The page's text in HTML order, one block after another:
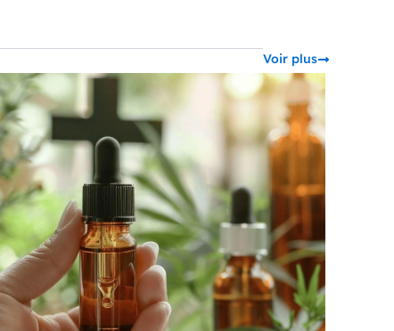
Voir plus